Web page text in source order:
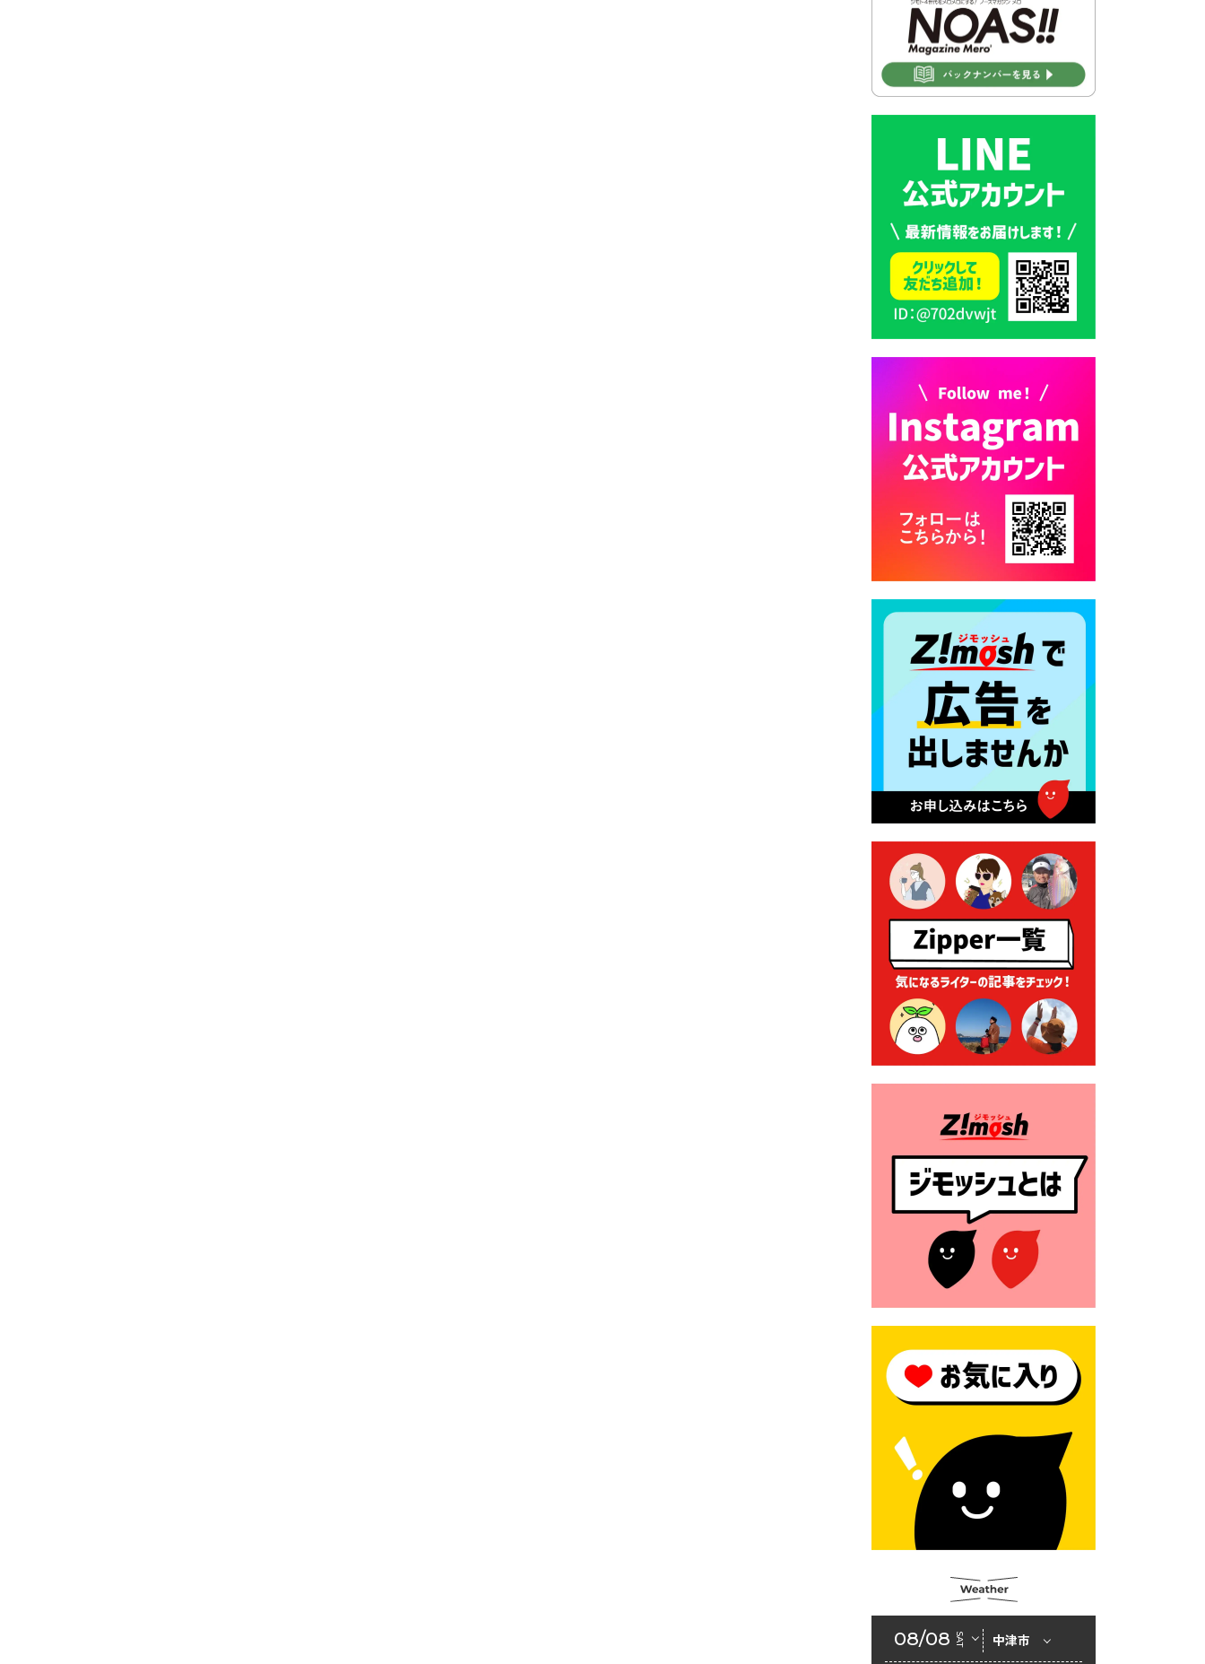
2026年7月30日 豊前市立豊前
中学校の進捗状況について
2026年7月30日 豊前市立学校
2026年7月30日 豊前市立学校
紹介≪再編計画の見直しにつ
いて≫
2026年7月29日 豊前市指定ご
み袋販売のお知らせ
2026年7月28日 豊前カラス天
狗みなと祭り（花火大会）開
催決定！
2026年7月28日 令和8年度
京築地区水道企業団職員採用
試験（募集）
2026年7月27日 マイナンバー
カード交付に伴う休日および
平日夜間開庁の案内
2026年7月22日 令和８年度
「こども文化パスポート事
2026年7月21日 卜仙の郷 お
盆期間の営業時間のお知らせ
2026年7月17日 バス経路検索
のご利用案内
2026年7月10日 台湾伝統音楽
団体 「北埔八音団・楽善軒」
公演開催のお知らせ
ンディング型ふるさと納税の
実施について
2026年7月9日 農地法等に係
る各種申請に係る登記事項証
明書の添付省略について
2026年7月9日 廃食用油の回
収
2026年7月7日 「おゆずりコ
ーナー」について
2026年7月1日 豊前市民プール
一般開放
（令和８年４月１日施行）
格改定
2026年6月23日 公告一覧（市
内業者対象）を更新しまし
2026年6月23日 （一財）豊前
市佐野・則尾育英会奨学生募
2026年6月18日 セアカゴケグ
モにご注意ください！
ェルターの指定
2026年6月10日 令和８年経済
センサス-活動調査
2026年6月9日 令和８年第３
回定例会「一般質問一覧表」
2026年6月5日 新婚世帯の家
2026年6月2日 戸籍に氏名の
振り仮名が記載されます
08/08 SAT 中津市